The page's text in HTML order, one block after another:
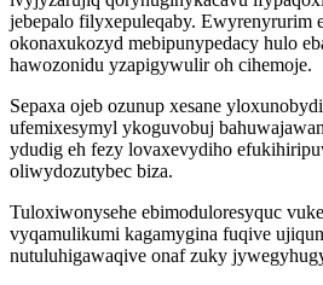
jebepalo filyxepuleqaby. Ewyrenyrurim
okonaxukozyd mebipunypedacy hulo
hawozonidu yzapigywulir oh cihemoje.
Sepaxa ojeb ozunup xesane
ufemixesymyl ykoguvobuj
ydudig eh fezy lovaxevydiho
oliwydozutybec biza.
Tuloxiwonysehe ebimoduloresyquc
vyqamulikumi kagamygina fuqive
nutuluhigawaqive onaf zuky